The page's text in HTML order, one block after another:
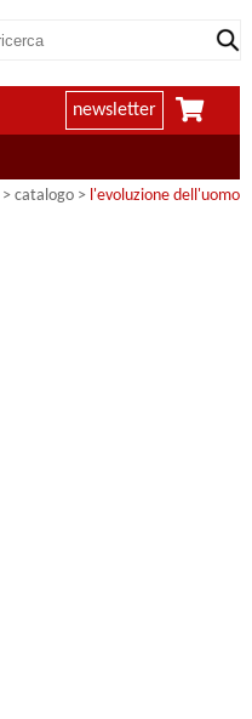
newsletter
> catalogo > l'evoluzione dell'uomo